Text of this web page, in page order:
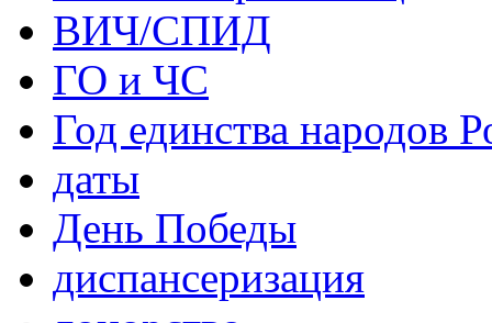
ВИЧ/СПИД
ГО и ЧС
Год единства народов
даты
День Победы
диспансеризация